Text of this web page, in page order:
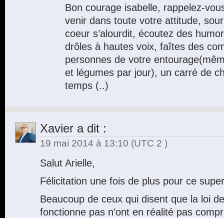
Bon courage isabelle, rappelez-
venir dans toute votre attitude,
coeur s’alourdit, écoutez des
drôles à hautes voix, faîtes des
personnes de votre
et légumes par jour), un carré de
temps (..)
Xavier a dit :
19 mai 2014 à 13:10 (UTC 2 )
Salut Arielle,
Félicitation une fois de plus pour ce
Beaucoup de ceux qui disent que la loi
fonctionne pas n’ont en réalité pas